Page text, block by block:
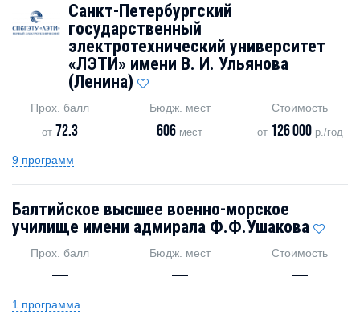
Санкт-Петербургский
государственный
электротехнический университет
«ЛЭТИ» имени В. И. Ульянова
(Ленина)
Прох. балл
от 72.3
Бюдж. мест
606 мест
Стоимость
от 126 000р./год
9 программ
Балтийское высшее военно-морское
училище имени адмирала Ф.Ф.Ушакова
Прох. балл
—
Бюдж. мест
—
Стоимость
—
1 программа